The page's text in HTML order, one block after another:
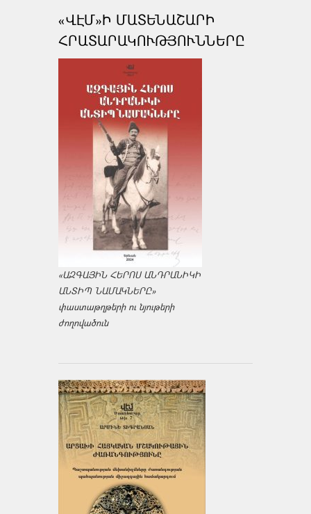
«ՎԷՄ»Ի ՄԱՏԵՆԱՇԱՐԻ
ՀՐԱՏԱՐԱԿՈՒԹՅՈՒՆՆԵՐԸ
«ԱԶԳԱՅԻՆ ՀԵՐՈՍ ԱՆԴՐԱՆԻԿԻ
ԱՆՏԻՊ ՆԱՄԱԿՆԵՐԸ»
փաստաթղթերի ու նյութերի
ժողովածուն